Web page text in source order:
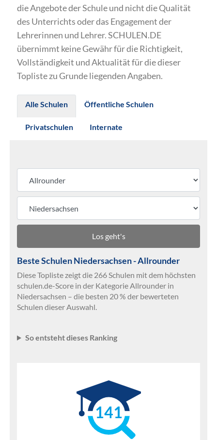
die Angebote der Schule und nicht die Qualität
des Unterrichts oder das Engagement der
Lehrerinnen und Lehrer. SCHULEN.DE
übernimmt keine Gewähr für die Richtigkeit,
Vollständigkeit und Aktualität für die dieser
Topliste zu Grunde liegenden Angaben.
Alle Schulen Öffentliche Schulen
Privatschulen Internate
Los geht's
Beste Schulen Niedersachsen - Allrounder
Diese Topliste zeigt die 266 Schulen mit dem höchsten
schulen.de-Score in der Kategorie Allrounder in
Niedersachsen – die besten 20 % der bewerteten
Schulen dieser Auswahl.
So entsteht dieses Ranking
141